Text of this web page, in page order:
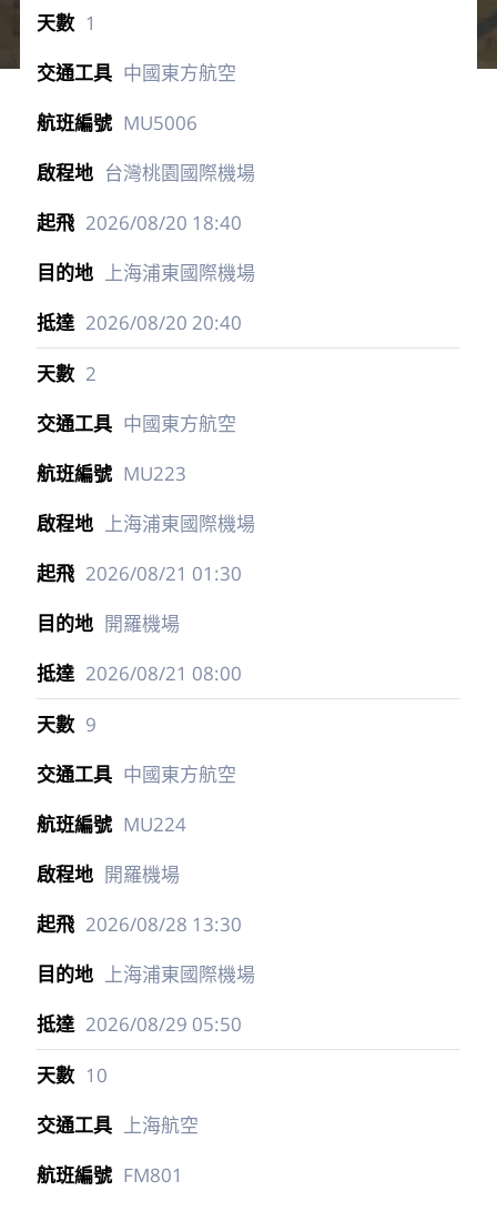
1
中國東方航空
MU5006
台灣桃園國際機場
2026/08/20 18:40
上海浦東國際機場
2026/08/20 20:40
2
中國東方航空
MU223
上海浦東國際機場
2026/08/21 01:30
開羅機場
2026/08/21 08:00
9
中國東方航空
MU224
開羅機場
2026/08/28 13:30
上海浦東國際機場
2026/08/29 05:50
10
上海航空
FM801